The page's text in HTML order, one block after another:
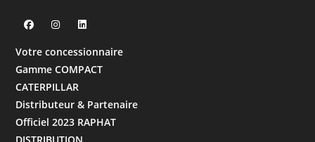
Votre concessionnaire
Gamme COMPACT
CATERPILLAR
Distributeur & Partenaire
Officiel 2023 RAPHAT
DISTRIBUTION